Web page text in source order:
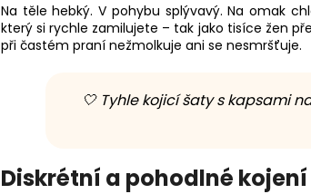
Na těle hebký. V pohybu splývavý. Na omak
který si rychle zamilujete – tak jako tisíce žen
při častém praní nežmolkuje ani se nesmršťuje.
🤍 Tyhle kojicí šaty s kapsami
Diskrétní a pohodlné kojení